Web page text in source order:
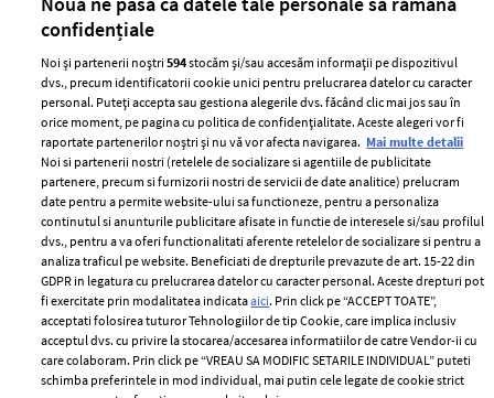
ELLE Style Awards
2024
Despre ELLE
Romania
Contact
Abonamente
Termeni si conditii
Politica de
confidențialitate
Politica de cookies
Publicitate
confidențiale
Noi și partenerii noștri594stocăm și/sau accesăm informații pe dispozitivul
dvs., precum identificatorii cookie unici pentru prelucrarea datelor cu caracter
personal. Puteți accepta sau gestiona alegerile dvs. făcând clic mai jos sau în
orice moment, pe pagina cu politica de confidențialitate. Aceste alegeri vor fi
raportate partenerilor noștri și nu vă vor afecta navigarea. Mai multe detalii
Noi si partenerii nostri (retelele de socializare si agentiile de publicitate
partenere, precum si furnizorii nostri de servicii de date analitice) prelucram
date pentru a permite website-ului sa functioneze, pentru a personaliza
continutul si anunturile publicitare afisate in functie de interesele si/sau profilul
dvs., pentru a va oferi functionalitati aferente retelelor de socializare si pentru a
analiza traficul pe website. Beneficiati de drepturile prevazute de art. 15-22 din
GDPR in legatura cu prelucrarea datelor cu caracter personal. Aceste drepturi pot
fi exercitate prin modalitatea indicataaici. Prin click pe “ACCEPT TOATE”,
acceptati folosirea tuturor Tehnologiilor de tip Cookie, care implica inclusiv
acceptul dvs. cu privire la stocarea/accesarea informatiilor de catre Vendor-ii cu
care colaboram. Prin click pe “VREAU SA MODIFIC SETARILE INDIVIDUAL” puteti
schimba preferintele in mod individual, mai putin cele legate de cookie strict